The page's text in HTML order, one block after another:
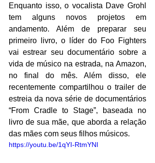
Enquanto isso, o vocalista Dave Grohl
tem alguns novos projetos em
andamento. Além de preparar seu
primeiro livro, o líder do Foo Fighters
vai estrear seu documentário sobre a
vida de músico na estrada, na Amazon,
no final do mês. Além disso, ele
recentemente compartilhou o trailer de
estreia da nova série de documentários
“From Cradle to Stage”, baseada no
livro de sua mãe, que aborda a relação
das mães com seus filhos músicos.
https://youtu.be/1qYI-RtmYNI